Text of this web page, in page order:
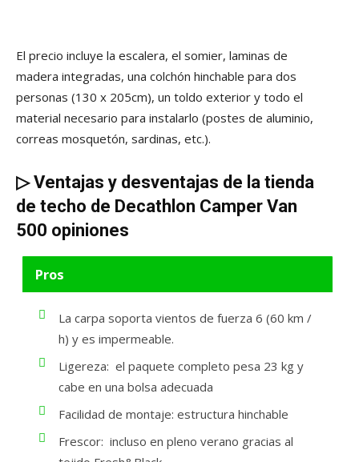
El precio incluye la escalera, el somier, laminas de
madera integradas, una colchón hinchable para dos
personas (130 x 205cm), un toldo exterior y todo el
material necesario para instalarlo (postes de aluminio,
correas mosquetón, sardinas, etc.).
▷Ventajas y desventajas de la tienda
de techo de Decathlon Camper Van
500 opiniones
Pros
La carpa soporta vientos de fuerza 6 (60 km /
h) y es impermeable.
Ligereza: el paquete completo pesa 23 kg y
cabe en una bolsa adecuada
Facilidad de montaje: estructura hinchable
Frescor: incluso en pleno verano gracias al